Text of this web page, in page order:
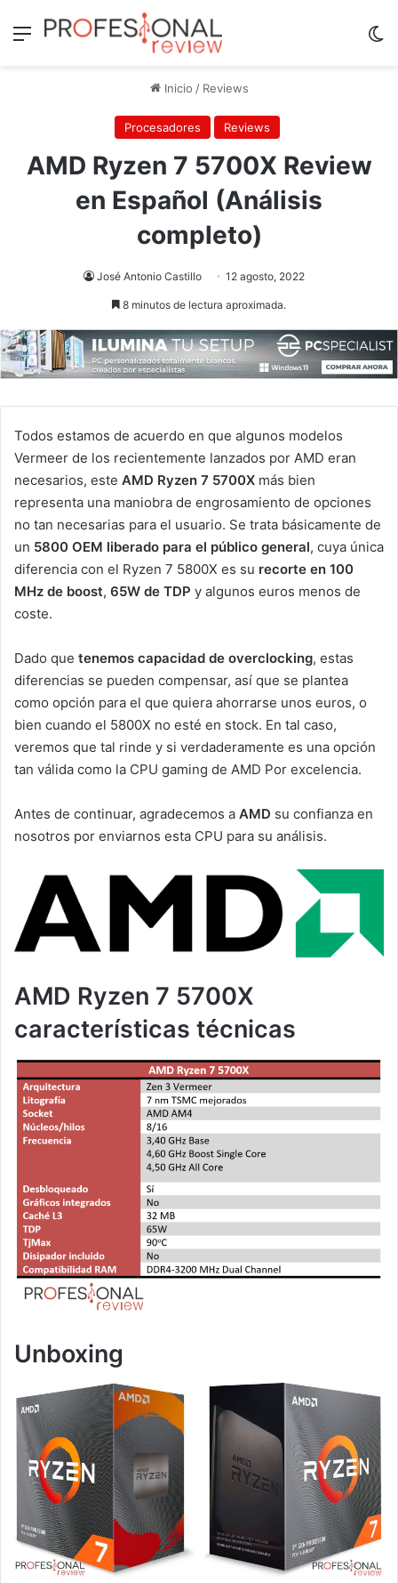
Menú
Inicio / Reviews
Procesadores Reviews
AMD Ryzen 7 5700X Review
en Español (Análisis
completo)
José Antonio Castillo 12 agosto, 2022
8 minutos de lectura aproximada.
Todos estamos de acuerdo en que algunos modelos
Vermeer de los recientemente lanzados por AMD eran
necesarios, este AMD Ryzen 7 5700X más bien
representa una maniobra de engrosamiento de opciones
no tan necesarias para el usuario. Se trata básicamente de
un 5800 OEM liberado para el público general, cuya única
diferencia con el Ryzen 7 5800X es su recorte en 100
MHz de boost, 65W de TDP y algunos euros menos de
coste.
Dado que tenemos capacidad de overclocking, estas
diferencias se pueden compensar, así que se plantea
como opción para el que quiera ahorrarse unos euros, o
bien cuando el 5800X no esté en stock. En tal caso,
veremos que tal rinde y si verdaderamente es una opción
tan válida como la CPU gaming de AMD Por excelencia.
Antes de continuar, agradecemos a AMD su confianza en
nosotros por enviarnos esta CPU para su análisis.
AMD Ryzen 7 5700X
características técnicas
Unboxing